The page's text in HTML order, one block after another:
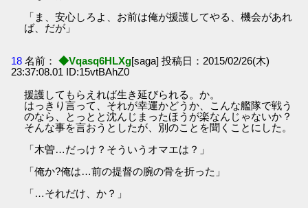
「ま、安心しろよ、お前は俺が援護してやる、機会があれ
ば、だが」
18 名前： ◆Vqasq6HLXg[saga] 投稿日：2015/02/26(木)
23:37:08.01 ID:15vtBAhZ0
援護してもらえれば生き延びられる。か。
はっきり言って、それが幸運かどうか、こんな艦隊で戦う
のなら、とっとと沈んじまったほうが楽なんじゃないか？
そんな事を言おうとしたが、別のことを聞くことにした。
「木曽…だっけ？そういうオマエは？」
「俺か?俺は…前の提督の腕の骨を折った」
「…それだけ、か？」